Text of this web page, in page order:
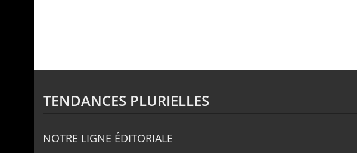
TENDANCES PLURIELLES
NOTRE LIGNE ÉDITORIALE